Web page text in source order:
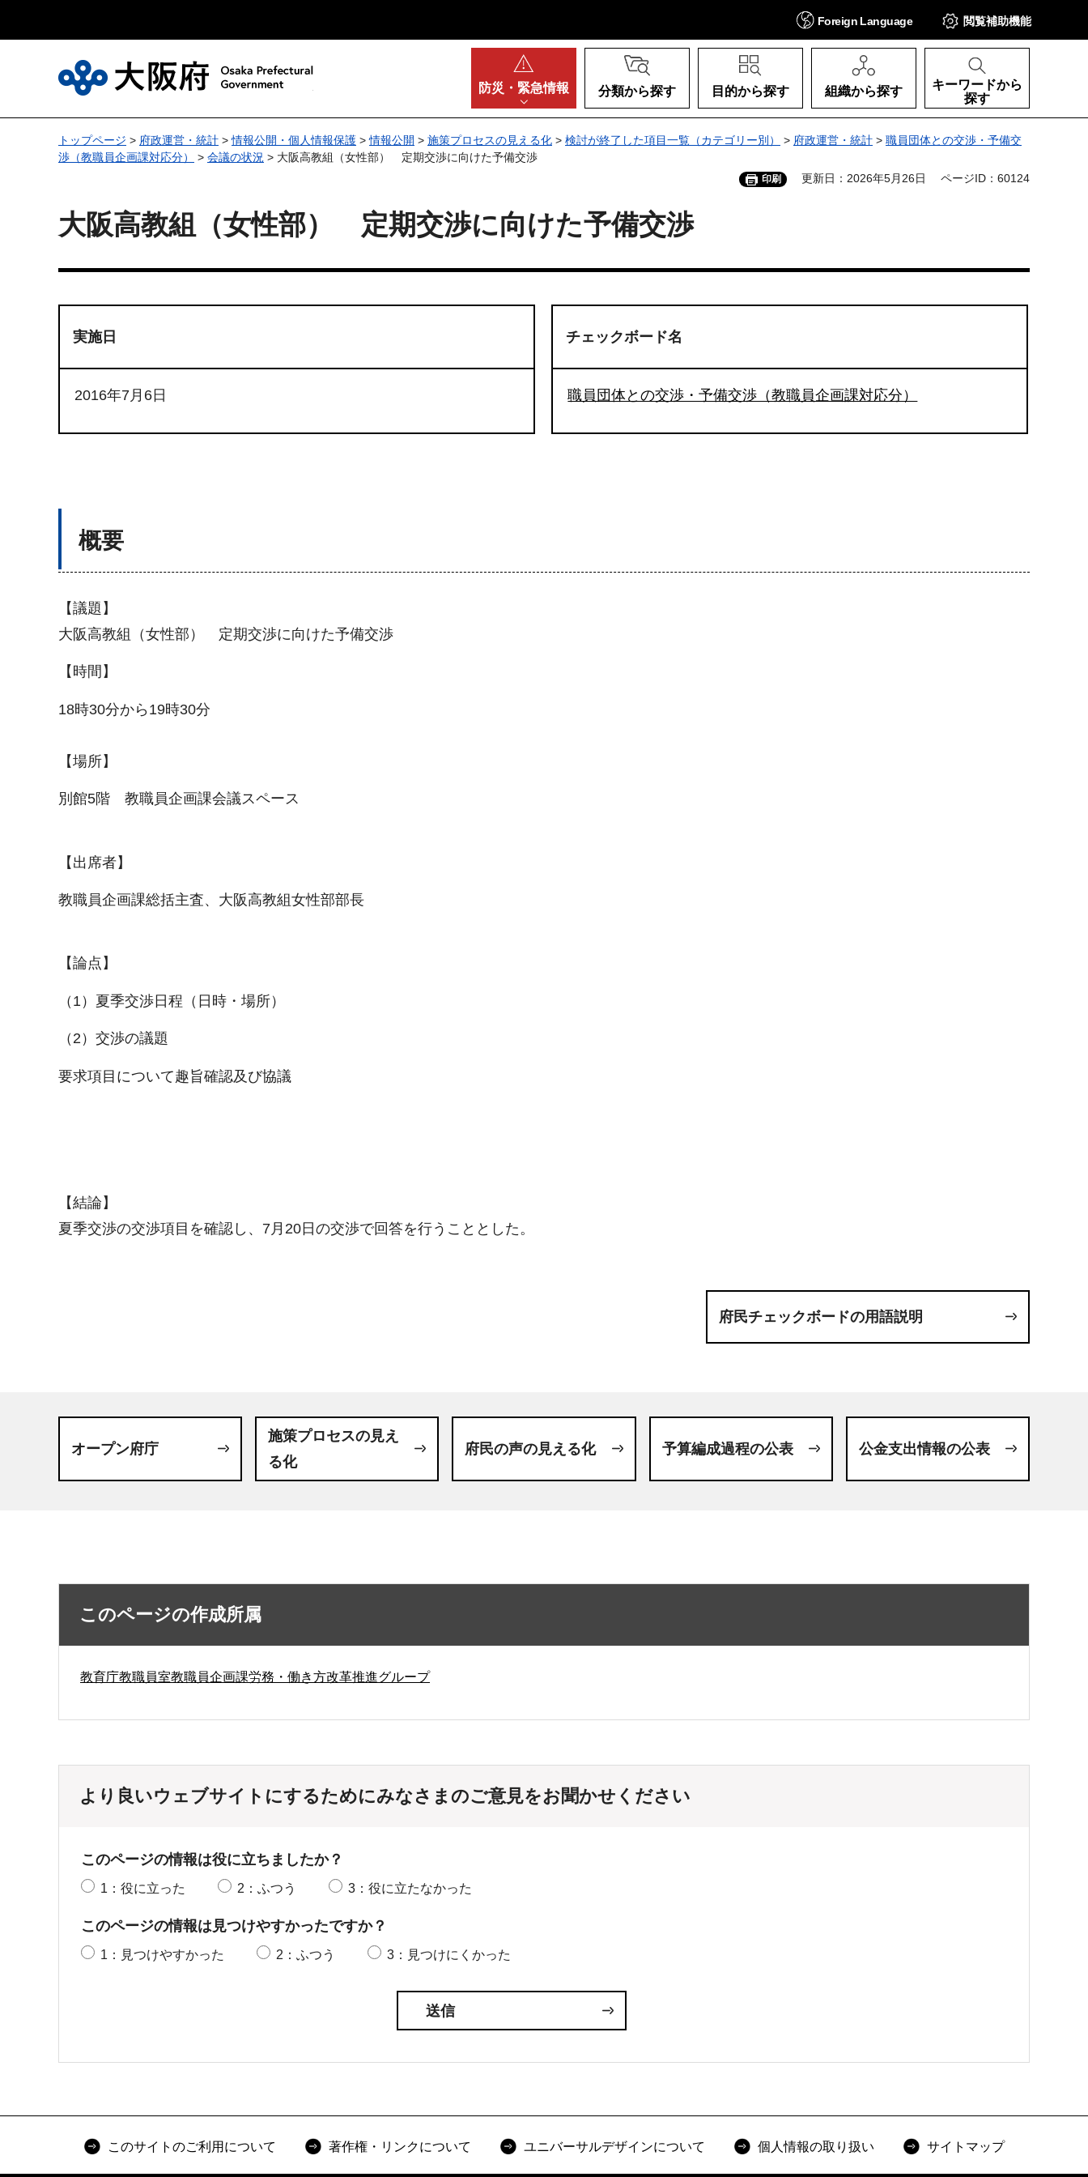
Foreign Language 閲覧補助機能
防災・ 緊急情報 分類から探す 目的から探す 組織から探す
キーワードから
探す
トップページ > 府政運営・統計 >情報公開・個人情報保護 >情報公開 > 施策プロセスの見える化 > 検討が終了した項目一覧（カテゴリー別） > 府政運営・統計 > 職員団体との交渉・予備交
渉（教職員企画課対応分）
> 会議の状況 > 大阪高教組（女性部） 定期交渉に向けた予備交渉
印刷 更新日：2026年5月26日 ページID：60124
大阪高教組（女性部） 定期交渉に向けた予備交渉
実施日
2016年7月6日
チェックボード名
職員団体との交渉・予備交渉（教職員企画課対応分）
概要
【議題】
大阪高教組（女性部） 定期交渉に向けた予備交渉
【時間】
18時30分から19時30分
【場所】
別館5階 教職員企画課会議スペース
【出席者】
教職員企画課総括主査、大阪高教組女性部部長
【論点】
（1）夏季交渉日程（日時・場所）
（2）交渉の議題
要求項目について趣旨確認及び協議
【結論】
夏季交渉の交渉項目を確認し、7月20日の交渉で回答を行うこととした。
府民チェックボードの用語説明
オープン府庁
施策プロセスの見え
る化
府民の声の見える化 予算編成過程の公表 公金支出情報の公表
このページの作成所属
教育庁教職員室教職員企画課労務・働き方改革推進グループ
より良いウェブサイトにするためにみなさまのご意見をお聞かせください
このページの情報は役に立ちましたか？
1：役に立った 2：ふつう 3：役に立たなかった
このページの情報は見つけやすかったですか？
1：見つけやすかった 2：ふつう 3：見つけにくかった
このサイトのご利用について 著作権・リンクについて ユニバーサルデザインについて 個人情報の取り扱い サイトマップ